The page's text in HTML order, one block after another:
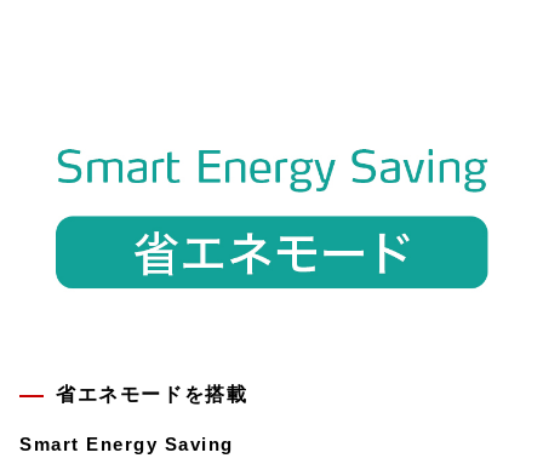
省エネモードを搭載
Smart Energy Saving